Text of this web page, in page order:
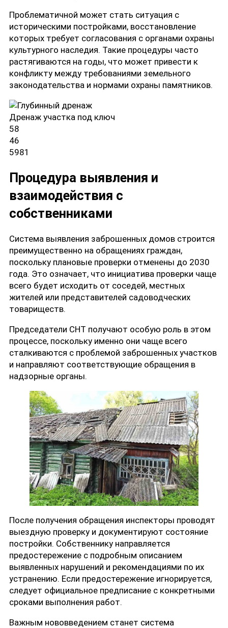
Проблематичной может стать ситуация с
историческими постройками, восстановление
которых требует согласования с органами охраны
культурного наследия. Такие процедуры часто
растягиваются на годы, что может привести к
конфликту между требованиями земельного
законодательства и нормами охраны памятников.
Дренаж участка под ключ
58
46
5981
Процедура выявления и
взаимодействия с
собственниками
Система выявления заброшенных домов строится
преимущественно на обращениях граждан,
поскольку плановые проверки отменены до 2030
года. Это означает, что инициатива проверки чаще
всего будет исходить от соседей, местных
жителей или представителей садоводческих
товариществ.
Председатели СНТ получают особую роль в этом
процессе, поскольку именно они чаще всего
сталкиваются с проблемой заброшенных участков
и направляют соответствующие обращения в
надзорные органы.
После получения обращения инспекторы проводят
выездную проверку и документируют состояние
постройки. Собственнику направляется
предостережение с подробным описанием
выявленных нарушений и рекомендациями по их
устранению. Если предостережение игнорируется,
следует официальное предписание с конкретными
сроками выполнения работ.
Важным нововведением станет система